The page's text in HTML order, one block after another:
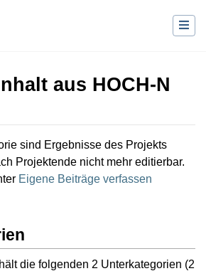
aus HOCH-N
,Suche
sind Ergebnisse des Projekts
Projektende nicht mehr editierbar.
Eigene Beiträge verfassen
die folgenden 2 Unterkategorien (2